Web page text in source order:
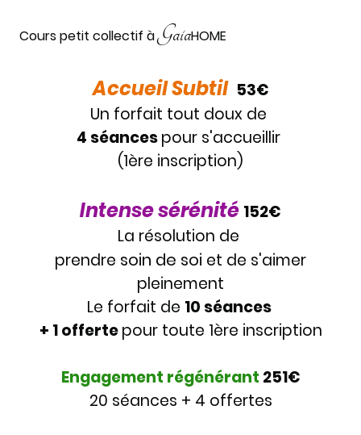
Cours petit collectif àGaiaHOME
Accueil Subtil 53€
Un forfait tout doux de
4 séancespour s'accueillir
(1ère inscription)
Intense sérénité 152€
La résolution de
prendre soin de soi et de s'aimer
pleinement
Le forfait de 10 séances
+ 1 offertepour toute 1ère inscription
Engagement régénérant 251€
20 séances + 4 offertes